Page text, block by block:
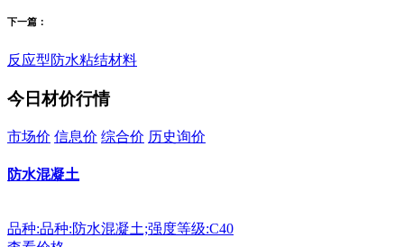
下一篇：
反应型防水粘结材料
今日材价行情
市场价 信息价 综合价 历史询价
防水混凝土
品种:品种:防水混凝土;强度等级:C40